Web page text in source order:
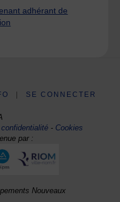
adhérant de
SE CONNECTER
- Cookies
par :
Nouveaux